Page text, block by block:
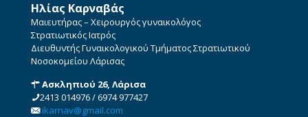
Ηλίας Καρναβάς
Μαιευτήρας – Χειρουργός γυναικολόγος
Στρατιωτικός Ιατρός
Διευθυντής Γυναικολογικού Τμήματος Στρατιωτικού
Νοσοκομείου Λάρισας
Ασκληπιού 26, Λάρισα
2413 014976/6974 977427
ikarnav@gmail.com